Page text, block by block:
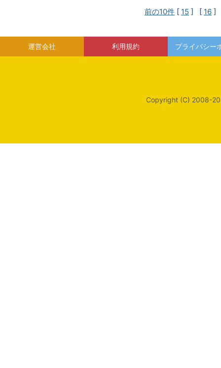
前の10件 [ 15 ] [ 16 ]
運営会社 利用規約 プライバシー
Copyright (C) 2008-